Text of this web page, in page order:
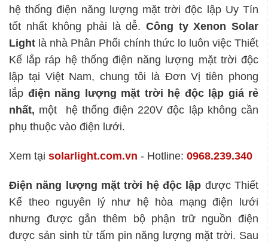
hệ thống điện năng lượng mặt trời độc lập Uy Tín
tốt nhất không phải là dễ. Công ty Xenon Solar
Light là nhà Phân Phối chính thức lo luôn việc Thiết
Kế lắp ráp hệ thống điện năng lượng mặt trời độc
lập tại Việt Nam, chung tôi là Đơn Vị tiên phong
lắp điện năng lượng mặt trời hệ độc lập giá rẻ
nhất, một hệ thống điện 220V độc lập không cần
phụ thuộc vào điện lưới.
Xem tại solarlight.com.vn - Hotline: 0968.239.340
Điện năng lượng mặt trời hệ độc lập được Thiết
Kế theo nguyên lý như hệ hòa mạng điện lưới
nhưng được gắn thêm bộ phận trữ nguồn điện
được sản sinh từ tấm pin năng lượng mặt trời. Sau